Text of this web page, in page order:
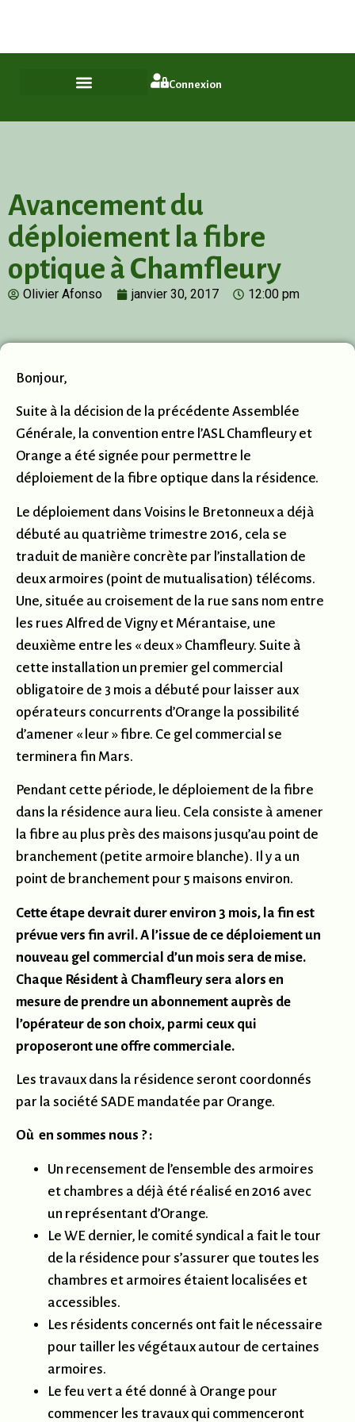
Connexion
Avancement du
déploiement la fibre
optique à Chamfleury
Olivier Afonso janvier 30, 2017 12:00 pm
Bonjour,
Suite à la décision de la précédente Assemblée
Générale, la convention entre l’ASL Chamfleury et
Orange a été signée pour permettre le
déploiement de la fibre optique dans la résidence.
Le déploiement dans Voisins le Bretonneux a déjà
débuté au quatrième trimestre 2016, cela se
traduit de manière concrète par l’installation de
deux armoires (point de mutualisation) télécoms.
Une, située au croisement de la rue sans nom entre
les rues Alfred de Vigny et Mérantaise, une
deuxième entre les « deux » Chamfleury. Suite à
cette installation un premier gel commercial
obligatoire de 3 mois a débuté pour laisser aux
opérateurs concurrents d’Orange la possibilité
d’amener « leur » fibre. Ce gel commercial se
terminera fin Mars.
Pendant cette période, le déploiement de la fibre
dans la résidence aura lieu. Cela consiste à amener
la fibre au plus près des maisons jusqu’au point de
branchement (petite armoire blanche). Il y a un
point de branchement pour 5 maisons environ.
Cette étape devrait durer environ 3 mois, la fin est
prévue vers fin avril. A l’issue de ce déploiement un
nouveau gel commercial d’un mois sera de mise.
Chaque Résident à Chamfleury sera alors en
mesure de prendre un abonnement auprès de
l’opérateur de son choix, parmi ceux qui
proposeront une offre commerciale.
Les travaux dans la résidence seront coordonnés
par la société SADE mandatée par Orange.
Où en sommes nous ? :
Un recensement de l’ensemble des armoires
et chambres a déjà été réalisé en 2016 avec
un représentant d’Orange.
Le WE dernier, le comité syndical a fait le tour
de la résidence pour s’assurer que toutes les
chambres et armoires étaient localisées et
accessibles.
Les résidents concernés ont fait le nécessaire
pour tailler les végétaux autour de certaines
armoires.
Le feu vert a été donné à Orange pour
commencer les travaux qui commenceront